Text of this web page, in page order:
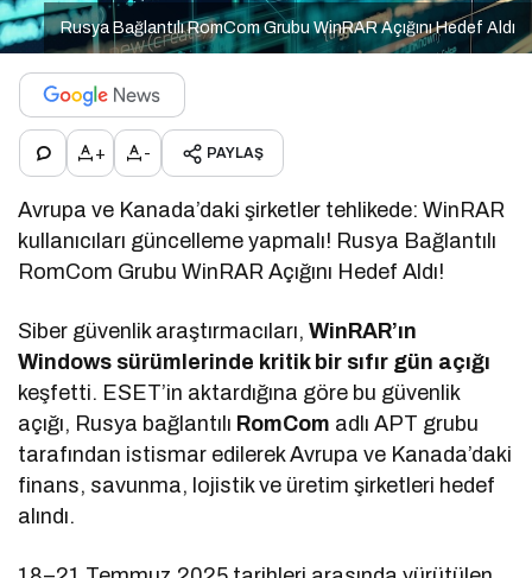
Rusya Bağlantılı RomCom Grubu WinRAR Açığını Hedef Aldı
+ - PAYLAŞ
Avrupa ve Kanada’daki şirketler tehlikede: WinRAR
kullanıcıları güncelleme yapmalı! Rusya Bağlantılı
RomCom Grubu WinRAR Açığını Hedef Aldı!
Siber güvenlik araştırmacıları,WinRAR’ın
Windows sürümlerinde kritik bir sıfır gün açığı
keşfetti. ESET’in aktardığına göre bu güvenlik
açığı, Rusya bağlantılı RomCom adlı APT grubu
tarafından istismar edilerek Avrupa ve Kanada’daki
finans, savunma, lojistik ve üretim şirketleri hedef
alındı.